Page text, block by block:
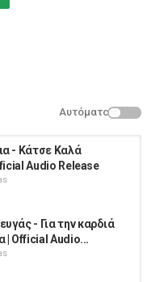
Αυτόματο
- Κάτσε Καλά
Audio Release
- Για την καρδιά
| Official Audio...